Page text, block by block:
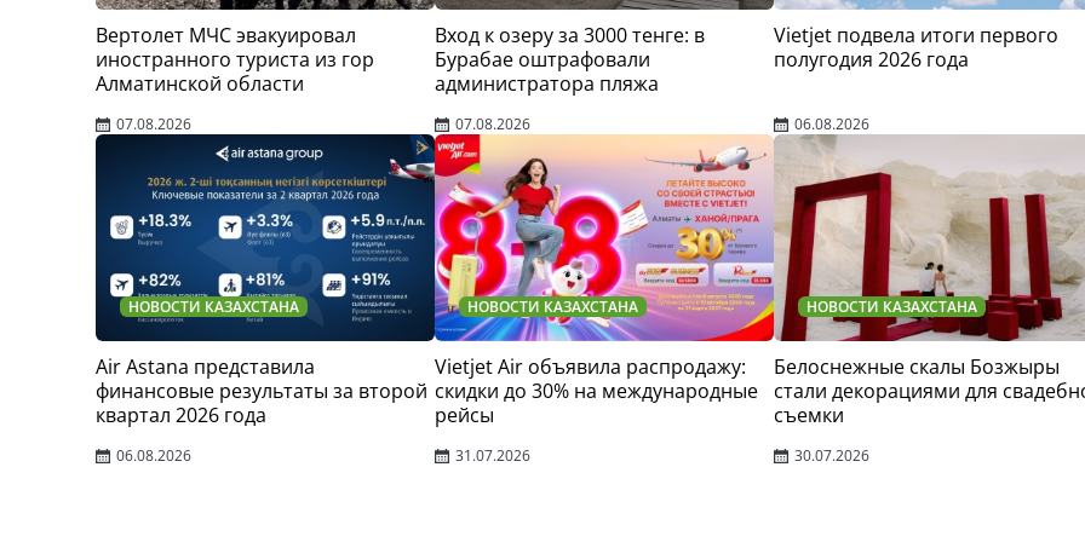
Вертолет МЧС эвакуировал
иностранного туриста из гор
Алматинской области
07.08.2026
Вход к озеру за 3000 тенге: в
Бурабае оштрафовали
администратора пляжа
07.08.2026
Vietjet подвела итоги первого
полугодия 2026 года
06.08.2026
НОВОСТИ КАЗАХСТАНА
Air Astana представила
финансовые результаты за второй
квартал 2026 года
06.08.2026
НОВОСТИ КАЗАХСТАНА
Vietjet Air объявила распродажу:
скидки до 30% на международные
рейсы
31.07.2026
НОВОСТИ КАЗАХСТАНА
Белоснежные скалы Бозжыры
стали декорациями для
съемки
30.07.2026